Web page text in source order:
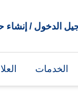
الدخول /
الخدمات